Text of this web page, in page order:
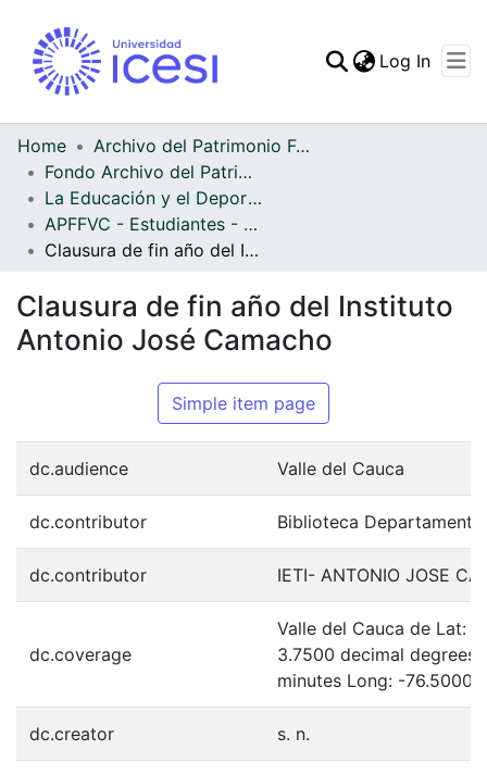
Log In
Home
Archivo del Patrimonio Fotográfico y Fílmico del Valle del Cauca
Fondo Archivo del Patrimonio Fotográfico y Fílmico del Valle del Cauca
La Educación y el Deporte
APFFVC - Estudiantes - Patrimonial
Clausura de fin año del Instituto Antonio José Camacho
Clausura de fin año del Instituto
Antonio José Camacho
Simple item page
dc.audience Valle del Cauca
dc.contributor Biblioteca
dc.contributor IETI- ANTONIO JOSE
dc.coverage
Valle del Cauca de Lat:
3.7500 decimal degrees
minutes Long: -76.5000
dc.creator s. n.